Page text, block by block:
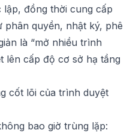
đồng thời cung cấp
quyền, nhật ký, phê
là “mở nhiều trình
lên cấp độ cơ sở hạ tầng
cốt lõi của trình duyệt
bao giờ trùng lặp: